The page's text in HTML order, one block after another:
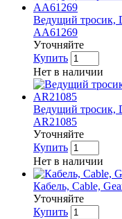
Ведущий тросик,
AA61269
Уточняйте
Купить
Нет в наличии
Ведущий тросик,
AR21085
Уточняйте
Купить
Нет в наличии
Кабель, Cable,
Уточняйте
Купить